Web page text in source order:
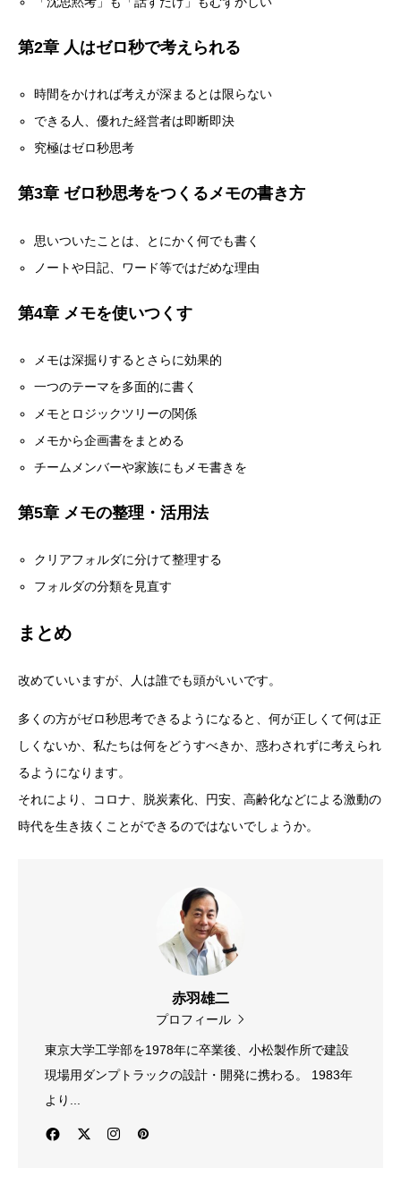
第2章 人はゼロ秒で考えられる
時間をかければ考えが深まるとは限らない
できる人、優れた経営者は即断即決
究極はゼロ秒思考
第3章 ゼロ秒思考をつくるメモの書き方
思いついたことは、とにかく何でも書く
ノートや日記、ワード等ではだめな理由
第4章 メモを使いつくす
メモは深掘りするとさらに効果的
一つのテーマを多面的に書く
メモとロジックツリーの関係
メモから企画書をまとめる
チームメンバーや家族にもメモ書きを
第5章 メモの整理・活用法
クリアフォルダに分けて整理する
フォルダの分類を見直す
まとめ
改めていいますが、人は誰でも頭がいいです。
多くの方がゼロ秒思考できるようになると、何が正しくて何は正
しくないか、私たちは何をどうすべきか、惑わされずに考えられ
るようになります。
それにより、コロナ、脱炭素化、円安、高齢化などによる激動の
時代を生き抜くことができるのではないでしょうか。
赤羽雄二
プロフィール
東京大学工学部を1978年に卒業後、小松製作所で建設
現場用ダンプトラックの設計・開発に携わる。 1983年
より...